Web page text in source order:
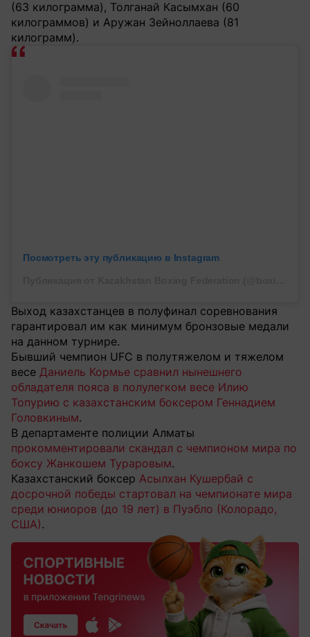
(63 килограмма), Толганай Касымхан (60
килограммов) и Аружан Зейноллаева (81
килограмм).
Посмотреть эту публикацию в Instagram
Выход казахстанцев в полуфинал соревнования
гарантировал им как минимум бронзовые медали
на данном турнире.
Бывший чемпион UFC в полутяжелом и тяжелом
весе Даниель Кормье сравнил нынешнего
обладателя пояса в полулегком весе Илию
Топурию с казахстанским боксером Геннадием
Головкиным.
В департаменте полиции Алматы
прокомментировали скандал с чемпионом мира по
боксу Жанкошем Тураровым.
Казахстанский боксер Асылхан Кушербай с
досрочной победы стартовал на чемпионате мира
среди юниоров (до 19 лет) в Пуэбло (Колорадо,
США).